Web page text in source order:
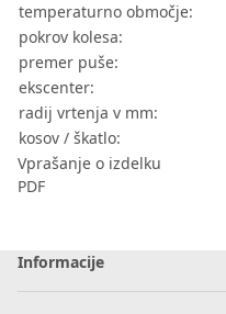
temperaturno območje:
pokrov kolesa:
premer puše:
ekscenter:
radij vrtenja v mm:
kosov / škatlo:
Vprašanje o izdelku
PDF
Informacije